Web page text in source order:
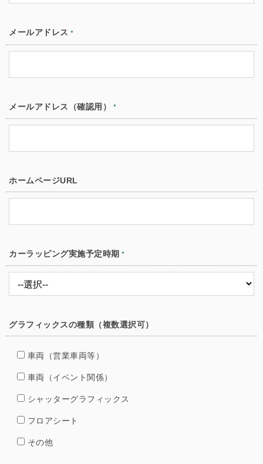
メールアドレス *
メールアドレス（確認用） *
ホームページURL
カーラッピング実施予定時期 *
グラフィックスの種類（複数選択可）
車両（営業車両等）
車両（イベント関係）
シャッターグラフィックス
フロアシート
その他